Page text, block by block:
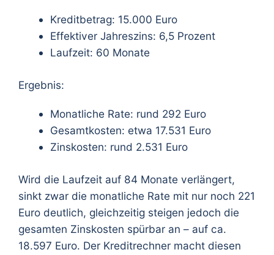
Kreditbetrag: 15.000 Euro
Effektiver Jahreszins: 6,5 Prozent
Laufzeit: 60 Monate
Ergebnis:
Monatliche Rate: rund 292 Euro
Gesamtkosten: etwa 17.531 Euro
Zinskosten: rund 2.531 Euro
Wird die Laufzeit auf 84 Monate verlängert,
sinkt zwar die monatliche Rate mit nur noch 221
Euro deutlich, gleichzeitig steigen jedoch die
gesamten Zinskosten spürbar an – auf ca.
18.597 Euro. Der Kreditrechner macht diesen